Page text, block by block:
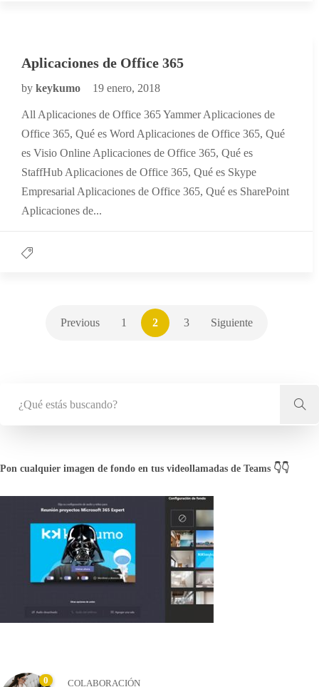
Aplicaciones de Office 365
by keykumo 19 enero, 2018
All Aplicaciones de Office 365 Yammer Aplicaciones de
Office 365, Qué es Word Aplicaciones de Office 365, Qué
es Visio Online Aplicaciones de Office 365, Qué es
StaffHub Aplicaciones de Office 365, Qué es Skype
Empresarial Aplicaciones de Office 365, Qué es SharePoint
Aplicaciones de...
Previous 1 2 3 Siguiente
Pon cualquier imagen de fondo en tus videollamadas de Teams 👇👇
0 COLABORACIÓN